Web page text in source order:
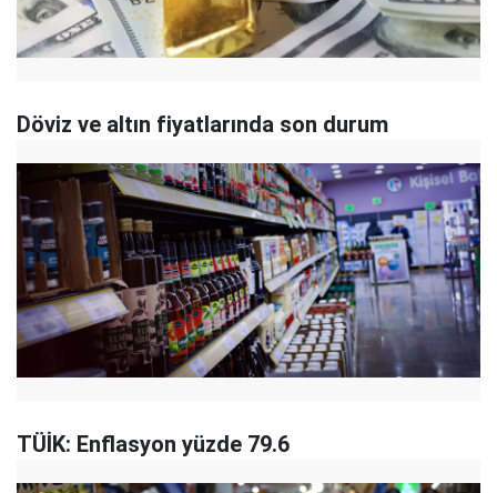
Döviz ve altın fiyatlarında son durum
TÜİK: Enflasyon yüzde 79.6